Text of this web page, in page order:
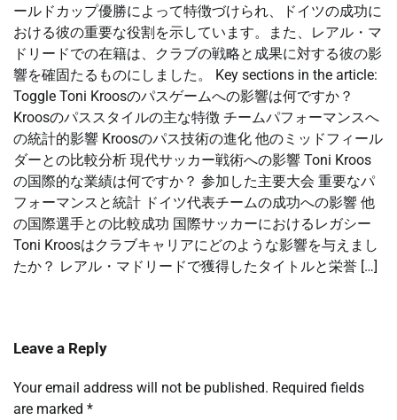
ールドカップ優勝によって特徴づけられ、ドイツの成功に
おける彼の重要な役割を示しています。また、レアル・マ
ドリードでの在籍は、クラブの戦略と成果に対する彼の影
響を確固たるものにしました。 Key sections in the article:
Toggle Toni Kroosのパスゲームへの影響は何ですか？
Kroosのパススタイルの主な特徴 チームパフォーマンスへ
の統計的影響 Kroosのパス技術の進化 他のミッドフィール
ダーとの比較分析 現代サッカー戦術への影響 Toni Kroos
の国際的な業績は何ですか？ 参加した主要大会 重要なパ
フォーマンスと統計 ドイツ代表チームの成功への影響 他
の国際選手との比較成功 国際サッカーにおけるレガシー
Toni Kroosはクラブキャリアにどのような影響を与えまし
たか？ レアル・マドリードで獲得したタイトルと栄誉 […]
Leave a Reply
Your email address will not be published. Required fields
are marked *